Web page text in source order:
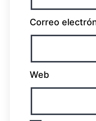
Correo
Web